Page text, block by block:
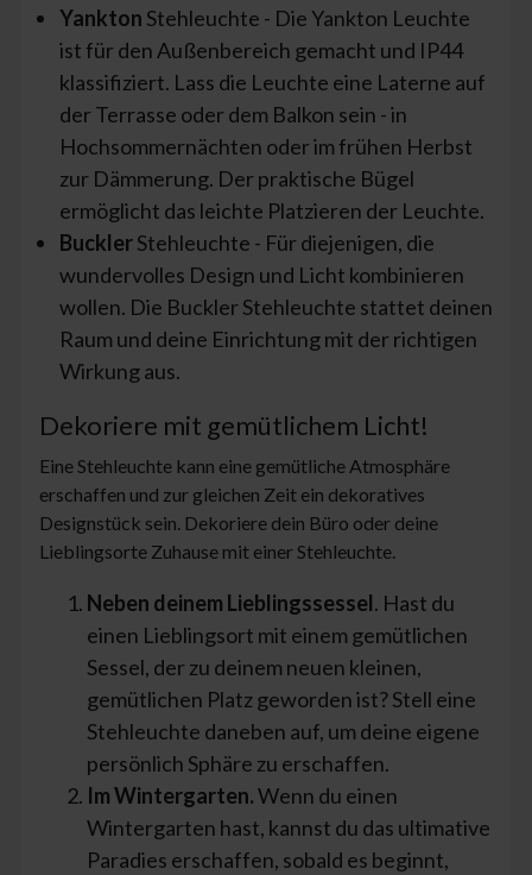
Yankton Stehleuchte - Die Yankton Leuchte
ist für den Außenbereich gemacht und IP44
klassifiziert. Lass die Leuchte eine Laterne auf
der Terrasse oder dem Balkon sein - in
Hochsommernächten oder im frühen Herbst
zur Dämmerung. Der praktische Bügel
ermöglicht das leichte Platzieren der Leuchte.
BucklerStehleuchte - Für diejenigen, die
wundervolles Design und Licht kombinieren
wollen. Die Buckler Stehleuchte stattet deinen
Raum und deine Einrichtung mit der richtigen
Wirkung aus.
Dekoriere mit gemütlichem Licht!
Eine Stehleuchte kann eine gemütliche Atmosphäre
erschaffen und zur gleichen Zeit ein dekoratives
Designstück sein. Dekoriere dein Büro oder deine
Lieblingsorte Zuhause mit einer Stehleuchte.
Neben deinem Lieblingssessel. Hast du
einen Lieblingsort mit einem gemütlichen
Sessel, der zu deinem neuen kleinen,
gemütlichen Platz geworden ist? Stell eine
Stehleuchte daneben auf, um deine eigene
persönlich Sphäre zu erschaffen.
Im Wintergarten.Wenn du einen
Wintergarten hast, kannst du das ultimative
Paradies erschaffen, sobald es beginnt,